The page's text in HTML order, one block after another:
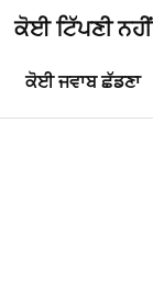
ਕੋਈ ਟਿੱਪਣੀ ਨਹੀਂ
ਕੋਈ ਜਵਾਬ ਛੱਡਣਾ